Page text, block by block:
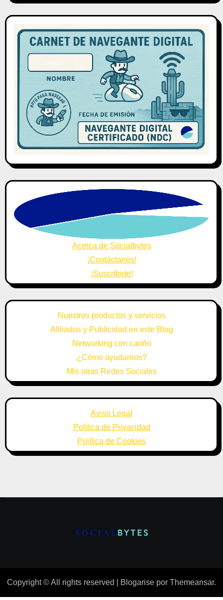
Acerca de Socialbytes
¡Contáctanos!
¡Suscríbete!
Nuestros productos y servicios
Afiliados y Publicidad en este Blog
Networking con cariño
¿Cómo ayudarnos?
Mis otras Redes Sociales
Aviso Legal
Política de Privacidad
Política de Cookies
Copyright © All rights reserved Blogarise por Themeansar.